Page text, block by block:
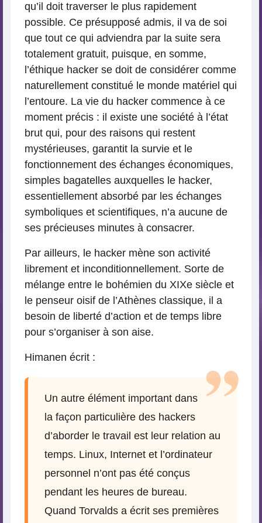
qu’il doit traverser le plus rapidement
possible. Ce présupposé admis, il va de soi
que tout ce qui adviendra par la suite sera
totalement gratuit, puisque, en somme,
l’éthique hacker se doit de considérer comme
naturellement constitué le monde matériel qui
l’entoure. La vie du hacker commence à ce
moment précis : il existe une société à l’état
brut qui, pour des raisons qui restent
mystérieuses, garantit la survie et le
fonctionnement des échanges économiques,
simples bagatelles auxquelles le hacker,
essentiellement absorbé par les échanges
symboliques et scientifiques, n’a aucune de
ses précieuses minutes à consacrer.
Par ailleurs, le hacker mène son activité
librement et inconditionnellement. Sorte de
mélange entre le bohémien du XIXe siècle et
le penseur oisif de l’Athènes classique, il a
besoin de liberté d’action et de temps libre
pour s’organiser à son aise.
Himanen écrit :
Un autre élément important dans
la façon particulière des hackers
d’aborder le travail est leur relation au
temps. Linux, Internet et l’ordinateur
personnel n’ont pas été conçus
pendant les heures de bureau.
Quand Torvalds a écrit ses premières